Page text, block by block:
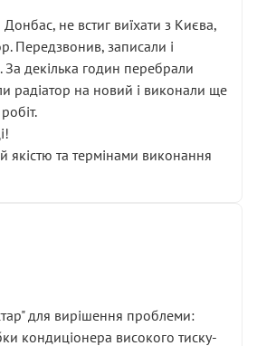
Донбас, не встиг виїхати з Києва,
Передзвонив, записали і
декілька годин перебрали
радіатор на новий і виконали ще
та термінами виконання
для вирішення проблеми:
кондиціонера високого тиску-